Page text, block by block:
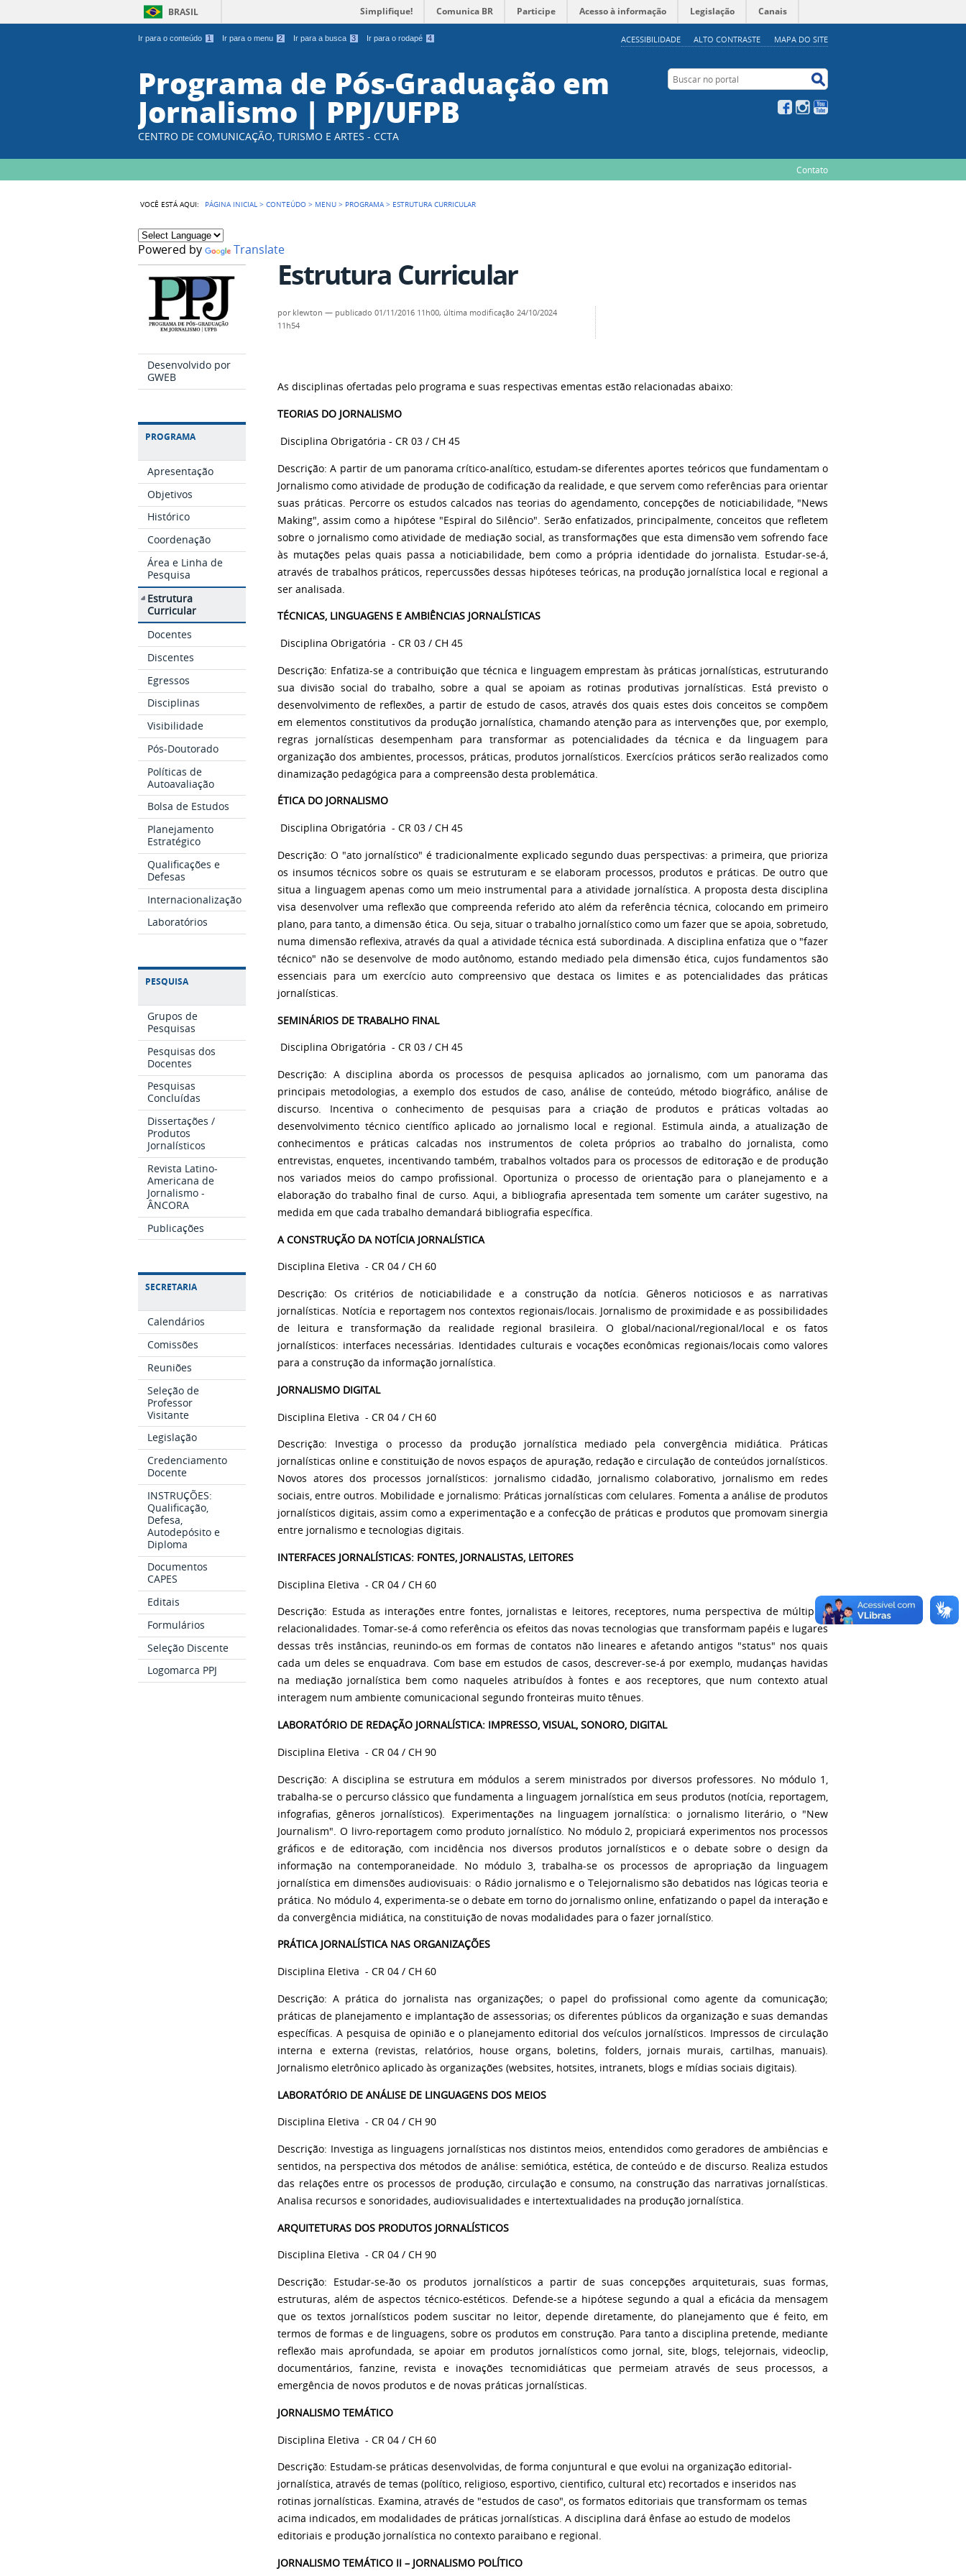
Ir para o conteúdo 1 Ir para o menu 2 Ir para a busca 3 Ir para o rodapé 4 ACESSIBILIDADE ALTO CONTRASTE MAPA DO SITE
BRASIL Simplifique! Comunica BR Participe Acesso à informação Legislação Canais
Programa de Pós-Graduação em
Jornalismo | PPJ/UFPB
CENTRO DE COMUNICAÇÃO, TURISMO E ARTES - CCTA
Buscar no portal
FacebookInstagram
Contato
VOCÊ ESTÁ AQUI: PÁGINA INICIAL >CONTEÚDO > MENU > PROGRAMA > ESTRUTURA CURRICULAR
Powered by Translate
Desenvolvido por
GWEB
PROGRAMA
Apresentação
Objetivos
Histórico
Coordenação
Área e Linha de
Pesquisa
Estrutura
Curricular
Docentes
Discentes
Egressos
Disciplinas
Visibilidade
Pós-Doutorado
Políticas de
Autoavaliação
Bolsa de Estudos
Planejamento
Estratégico
Qualificações e
Defesas
Internacionalização
Laboratórios
PESQUISA
Grupos de
Pesquisas
Pesquisas dos
Docentes
Pesquisas
Concluídas
Dissertações /
Produtos
Jornalísticos
Revista Latino-
Americana de
Jornalismo -
ÂNCORA
Publicações
SECRETARIA
Calendários
Comissões
Reuniões
Seleção de
Professor
Visitante
Legislação
Credenciamento
Docente
INSTRUÇÕES:
Qualificação,
Defesa,
Autodepósito e
Diploma
Documentos
CAPES
Editais
Formulários
Seleção Discente
Logomarca PPJ
Estrutura Curricular
por klewton — publicado 01/11/2016 11h00, última modificação 24/10/2024
11h54
As disciplinas ofertadas pelo programa e suas respectivas ementas estão relacionadas abaixo:
TEORIAS DO JORNALISMO
Disciplina Obrigatória - CR 03 / CH 45
Descrição: A partir de um panorama crítico-analítico, estudam-se diferentes aportes teóricos que fundamentam o
Jornalismo como atividade de produção de codificação da realidade, e que servem como referências para orientar
suas práticas. Percorre os estudos calcados nas teorias do agendamento, concepções de noticiabilidade, "News
Making", assim como a hipótese "Espiral do Silêncio". Serão enfatizados, principalmente, conceitos que refletem
sobre o jornalismo como atividade de mediação social, as transformações que esta dimensão vem sofrendo face
às mutações pelas quais passa a noticiabilidade, bem como a própria identidade do jornalista. Estudar-se-á,
através de trabalhos práticos, repercussões dessas hipóteses teóricas, na produção jornalística local e regional a
ser analisada.
TÉCNICAS, LINGUAGENS E AMBIÊNCIAS JORNALÍSTICAS
Disciplina Obrigatória - CR 03 / CH 45
Descrição: Enfatiza-se a contribuição que técnica e linguagem emprestam às práticas jornalísticas, estruturando
sua divisão social do trabalho, sobre a qual se apoiam as rotinas produtivas jornalísticas. Está previsto o
desenvolvimento de reflexões, a partir de estudo de casos, através dos quais estes dois conceitos se compõem
em elementos constitutivos da produção jornalística, chamando atenção para as intervenções que, por exemplo,
regras jornalísticas desempenham para transformar as potencialidades da técnica e da linguagem para
organização dos ambientes, processos, práticas, produtos jornalísticos. Exercícios práticos serão realizados como
dinamização pedagógica para a compreensão desta problemática.
ÉTICA DO JORNALISMO
Disciplina Obrigatória - CR 03 / CH 45
Descrição: O "ato jornalístico" é tradicionalmente explicado segundo duas perspectivas: a primeira, que prioriza
os insumos técnicos sobre os quais se estruturam e se elaboram processos, produtos e práticas. De outro que
situa a linguagem apenas como um meio instrumental para a atividade jornalística. A proposta desta disciplina
visa desenvolver uma reflexão que compreenda referido ato além da referência técnica, colocando em primeiro
plano, para tanto, a dimensão ética. Ou seja, situar o trabalho jornalístico como um fazer que se apoia, sobretudo,
numa dimensão reflexiva, através da qual a atividade técnica está subordinada. A disciplina enfatiza que o "fazer
técnico" não se desenvolve de modo autônomo, estando mediado pela dimensão ética, cujos fundamentos são
essenciais para um exercício auto compreensivo que destaca os limites e as potencialidades das práticas
jornalísticas.
SEMINÁRIOS DE TRABALHO FINAL
Disciplina Obrigatória - CR 03 / CH 45
Descrição: A disciplina aborda os processos de pesquisa aplicados ao jornalismo, com um panorama das
principais metodologias, a exemplo dos estudos de caso, análise de conteúdo, método biográfico, análise de
discurso. Incentiva o conhecimento de pesquisas para a criação de produtos e práticas voltadas ao
desenvolvimento técnico científico aplicado ao jornalismo local e regional. Estimula ainda, a atualização de
conhecimentos e práticas calcadas nos instrumentos de coleta próprios ao trabalho do jornalista, como
entrevistas, enquetes, incentivando também, trabalhos voltados para os processos de editoração e de produção
nos variados meios do campo profissional. Oportuniza o processo de orientação para o planejamento e a
elaboração do trabalho final de curso. Aqui, a bibliografia apresentada tem somente um caráter sugestivo, na
medida em que cada trabalho demandará bibliografia específica.
A CONSTRUÇÃO DA NOTÍCIA JORNALÍSTICA
Disciplina Eletiva - CR 04 / CH 60
Descrição: Os critérios de noticiabilidade e a construção da notícia. Gêneros noticiosos e as narrativas
jornalísticas. Notícia e reportagem nos contextos regionais/locais. Jornalismo de proximidade e as possibilidades
de leitura e transformação da realidade regional brasileira. O global/nacional/regional/local e os fatos
jornalísticos: interfaces necessárias. Identidades culturais e vocações econômicas regionais/locais como valores
para a construção da informação jornalística.
JORNALISMO DIGITAL
Disciplina Eletiva - CR 04 / CH 60
Descrição: Investiga o processo da produção jornalística mediado pela convergência midiática. Práticas
jornalísticas online e constituição de novos espaços de apuração, redação e circulação de conteúdos jornalísticos.
Novos atores dos processos jornalísticos: jornalismo cidadão, jornalismo colaborativo, jornalismo em redes
sociais, entre outros. Mobilidade e jornalismo: Práticas jornalísticas com celulares. Fomenta a análise de produtos
jornalísticos digitais, assim como a experimentação e a confecção de práticas e produtos que promovam sinergia
entre jornalismo e tecnologias digitais.
INTERFACES JORNALÍSTICAS: FONTES, JORNALISTAS, LEITORES
Disciplina Eletiva - CR 04 / CH 60
Descrição: Estuda as interações entre fontes, jornalistas e leitores, receptores, numa perspectiva de múltiplas
relacionalidades. Tomar-se-á como referência os efeitos das novas tecnologias que transformam papéis e lugares
dessas três instâncias, reunindo-os em formas de contatos não lineares e afetando antigos "status" nos quais
cada um deles se enquadrava. Com base em estudos de casos, descrever-se-á por exemplo, mudanças havidas
na mediação jornalística bem como naqueles atribuídos à fontes e aos receptores, que num contexto atual
interagem num ambiente comunicacional segundo fronteiras muito tênues.
LABORATÓRIO DE REDAÇÃO JORNALÍSTICA: IMPRESSO, VISUAL, SONORO, DIGITAL
Disciplina Eletiva - CR 04 / CH 90
Descrição: A disciplina se estrutura em módulos a serem ministrados por diversos professores. No módulo 1,
trabalha-se o percurso clássico que fundamenta a linguagem jornalística em seus produtos (notícia, reportagem,
infografias, gêneros jornalísticos). Experimentações na linguagem jornalística: o jornalismo literário, o "New
Journalism". O livro-reportagem como produto jornalístico. No módulo 2, propiciará experimentos nos processos
gráficos e de editoração, com incidência nos diversos produtos jornalísticos e o debate sobre o design da
informação na contemporaneidade. No módulo 3, trabalha-se os processos de apropriação da linguagem
jornalística em dimensões audiovisuais: o Rádio jornalismo e o Telejornalismo são debatidos nas lógicas teoria e
prática. No módulo 4, experimenta-se o debate em torno do jornalismo online, enfatizando o papel da interação e
da convergência midiática, na constituição de novas modalidades para o fazer jornalístico.
PRÁTICA JORNALÍSTICA NAS ORGANIZAÇÕES
Disciplina Eletiva - CR 04 / CH 60
Descrição: A prática do jornalista nas organizações; o papel do profissional como agente da comunicação;
práticas de planejamento e implantação de assessorias; os diferentes públicos da organização e suas demandas
específicas. A pesquisa de opinião e o planejamento editorial dos veículos jornalísticos. Impressos de circulação
interna e externa (revistas, relatórios, house organs, boletins, folders, jornais murais, cartilhas, manuais).
Jornalismo eletrônico aplicado às organizações (websites, hotsites, intranets, blogs e mídias sociais digitais).
LABORATÓRIO DE ANÁLISE DE LINGUAGENS DOS MEIOS
Disciplina Eletiva - CR 04 / CH 90
Descrição: Investiga as linguagens jornalísticas nos distintos meios, entendidos como geradores de ambiências e
sentidos, na perspectiva dos métodos de análise: semiótica, estética, de conteúdo e de discurso. Realiza estudos
das relações entre os processos de produção, circulação e consumo, na construção das narrativas jornalísticas.
Analisa recursos e sonoridades, audiovisualidades e intertextualidades na produção jornalística.
ARQUITETURAS DOS PRODUTOS JORNALÍSTICOS
Disciplina Eletiva - CR 04 / CH 90
Descrição: Estudar-se-ão os produtos jornalísticos a partir de suas concepções arquiteturais, suas formas,
estruturas, além de aspectos técnico-estéticos. Defende-se a hipótese segundo a qual a eficácia da mensagem
que os textos jornalísticos podem suscitar no leitor, depende diretamente, do planejamento que é feito, em
termos de formas e de linguagens, sobre os produtos em construção. Para tanto a disciplina pretende, mediante
reflexão mais aprofundada, se apoiar em produtos jornalísticos como jornal, site, blogs, telejornais, videoclip,
documentários, fanzine, revista e inovações tecnomidiáticas que permeiam através de seus processos, a
emergência de novos produtos e de novas práticas jornalísticas.
JORNALISMO TEMÁTICO
Disciplina Eletiva - CR 04 / CH 60
Descrição: Estudam-se práticas desenvolvidas, de forma conjuntural e que evolui na organização editorial-
jornalística, através de temas (político, religioso, esportivo, cientifico, cultural etc) recortados e inseridos nas
rotinas jornalísticas. Examina, através de "estudos de caso", os formatos editoriais que transformam os temas
acima indicados, em modalidades de práticas jornalísticas. A disciplina dará ênfase ao estudo de modelos
editoriais e produção jornalística no contexto paraibano e regional.
JORNALISMO TEMÁTICO II – JORNALISMO POLÍTICO